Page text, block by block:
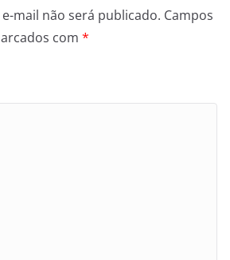
mail não será publicado. Campos
com *